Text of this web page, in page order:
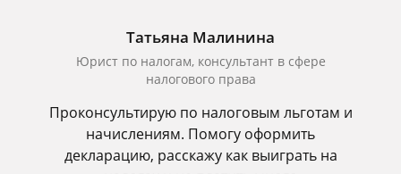
Татьяна Малинина
Юрист по налогам, консультант в сфере
налогового права
Проконсультирую по налоговым льготам и
начислениям. Помогу оформить
декларацию, расскажу как выиграть на